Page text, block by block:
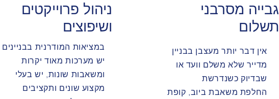
ניהול פרוייקטים
ושיפוצים
במציאות המודרנית בבניינים
יש מערכות מאוד יקרות
ומשאבות שונות, יש בעלי
מקצוע שונים ותקציבים
גבייה מסרבני
תשלום
אין דבר יותר מעצבן בבניין
מדייר שלא משלם וועד או
שבדיוק כשנדרשת
החלפת משאבת ביוב, קופת